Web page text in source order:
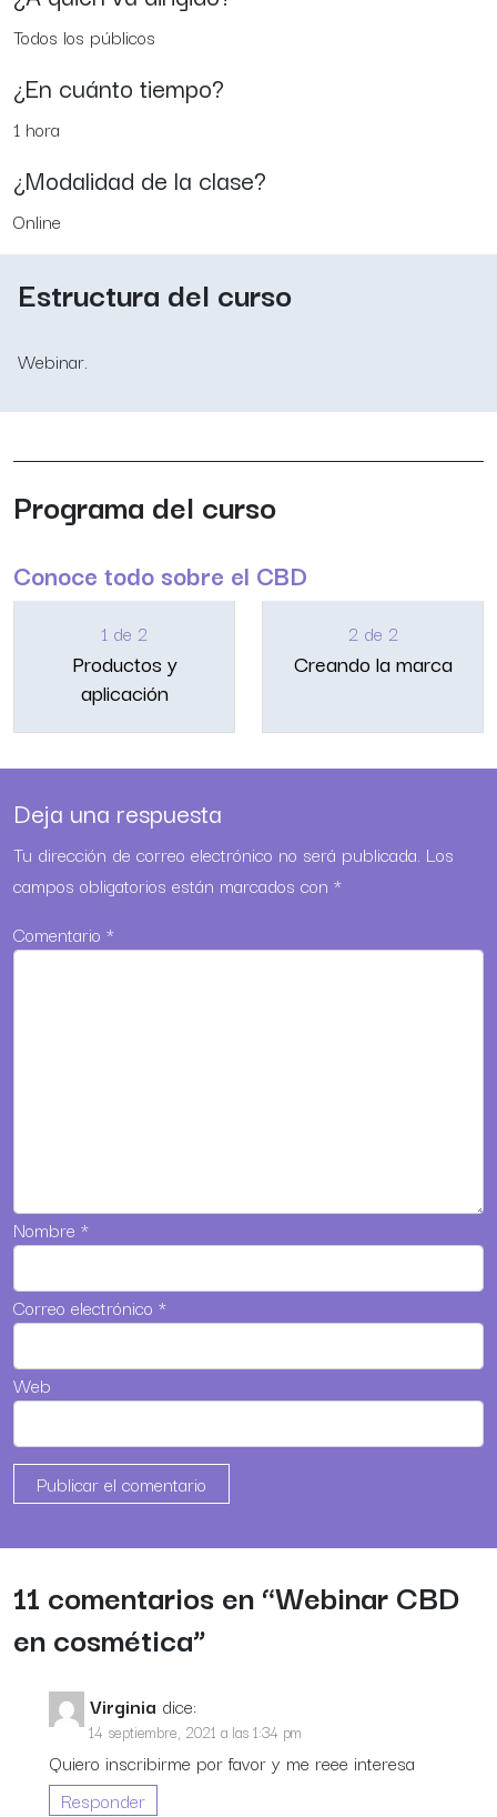
Todos los públicos
¿En cuánto tiempo?
1 hora
¿Modalidad de la clase?
Online
Estructura del curso
Webinar.
Programa del curso
Conoce todo sobre el CBD
1 de 2
Productos y
aplicación
2 de 2
Creando la marca
Deja una respuesta
Tu dirección de correo electrónico no será publicada. Los
campos obligatorios están marcados con *
Comentario *
Nombre *
Correo electrónico *
Web
11 comentarios en “Webinar CBD
en cosmética”
Virginia dice:
14 septiembre, 2021 a las 1:34 pm
Quiero inscribirme por favor y me reee interesa
Responder